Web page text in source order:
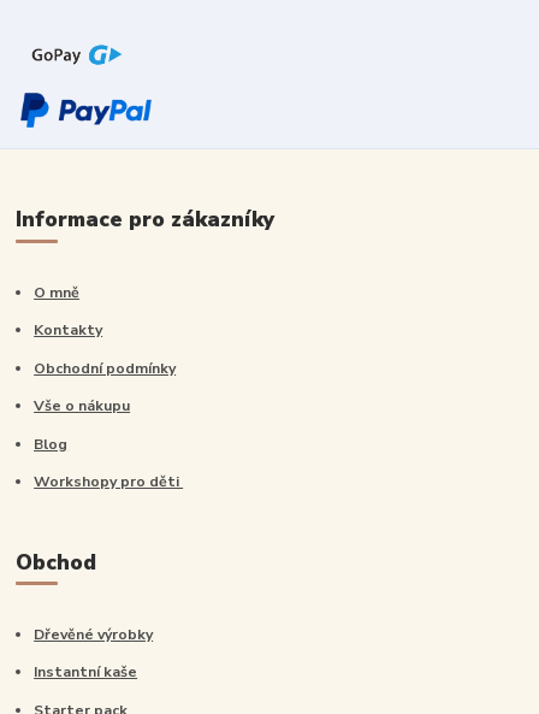
Informace pro zákazníky
O mně
Kontakty
Obchodní podmínky
Vše o nákupu
Blog
Workshopy pro děti
Obchod
Dřevěné výrobky
Instantní kaše